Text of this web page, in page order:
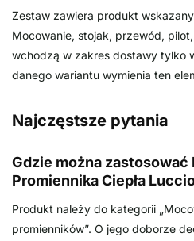
Zestaw zawiera produkt
Mocowanie, stojak, przewód,
wchodzą w zakres dostawy tylko
danego wariantu wymienia ten
Najczęstsze pytania
Gdzie można
Promiennika Ciepła
Produkt należy do kategorii
promienników”. O jego doborze